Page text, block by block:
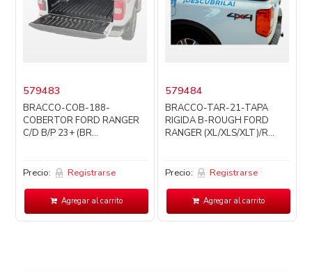
579483
BRACCO-COB-188-
COBERTOR FORD RANGER
C/D B/P 23+ (BR...
Precio: Registrarse
Agregar al carrito
579484
BRACCO-TAR-21-TAPA
RIGIDA B-ROUGH FORD
RANGER (XL/XLS/XLT)/R...
Precio: Registrarse
Agregar al carrito